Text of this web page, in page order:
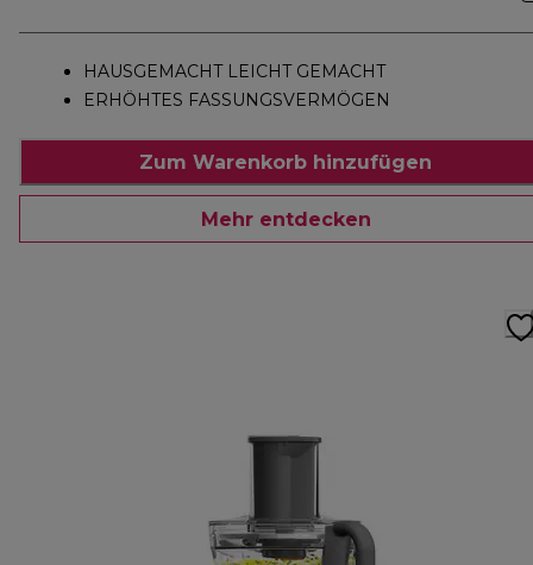
HAUSGEMACHT LEICHT GEMACHT
ERHÖHTES FASSUNGSVERMÖGEN
Zum Warenkorb hinzufügen
Mehr entdecken